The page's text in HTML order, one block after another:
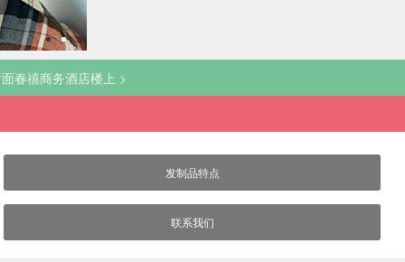
图背景
春禧商务酒店楼上 >
发制品特点
联系我们